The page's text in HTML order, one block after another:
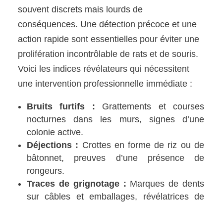
souvent discrets mais lourds de
conséquences. Une détection précoce et une
action rapide sont essentielles pour éviter une
prolifération incontrôlable de rats et de souris.
Voici les indices révélateurs qui nécessitent
une intervention professionnelle immédiate :
Bruits furtifs : Grattements et courses
nocturnes dans les murs, signes d’une
colonie active.
Déjections : Crottes en forme de riz ou de
bâtonnet, preuves d’une présence de
rongeurs.
Traces de grignotage : Marques de dents
sur câbles et emballages, révélatrices de